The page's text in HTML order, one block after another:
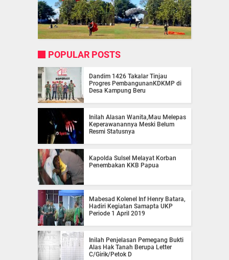
POPULAR POSTS
Dandim 1426 Takalar Tinjau
Progres PembangunanKDKMP di
Desa Kampung Beru
Inilah Alasan Wanita,Mau Melepas
Keperawanannya Meski Belum
Resmi Statusnya
Kapolda Sulsel Melayat Korban
Penembakan KKB Papua
Mabesad Kolenel Inf Henry Batara,
Hadiri Kegiatan Samapta UKP
Periode 1 April 2019
Inilah Penjelasan Pemegang Bukti
Alas Hak Tanah Berupa Letter
C/Girik/Petok D